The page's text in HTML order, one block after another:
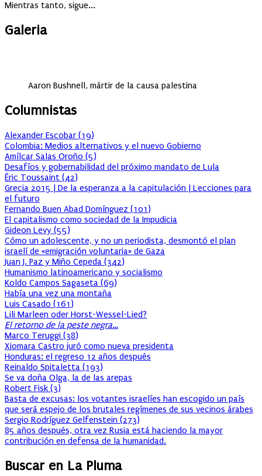
Mientras tanto, sigue...
Galeria
Aaron Bushnell, mártir de la causa palestina
Columnistas
Alexander Escobar (19)
Colombia: Medios alternativos y el nuevo Gobierno
Amílcar Salas Oroño (5)
Desafíos y gobernabilidad del próximo mandato de Lula
Éric Toussaint (42)
Grecia 2015 | De la esperanza a la capitulación | Lecciones para
el futuro
Fernando Buen Abad Domínguez (101)
El capitalismo como sociedad de la Impudicia
Gideon Levy (55)
Cómo un adolescente, y no un periodista, desmontó el plan
israelí de «emigración voluntaria» de Gaza
Juan J. Paz y Miño Cepeda (342)
Humanismo latinoamericano y socialismo
Koldo Campos Sagaseta (69)
Había una vez una montaña
Luis Casado (161)
Lili Marleen oder Horst-Wessel-Lied?
El retorno de la peste negra…
Marco Teruggi (38)
Xiomara Castro juró como nueva presidenta
Honduras: el regreso 12 años después
Reinaldo Spitaletta (193)
Se va doña Olga, la de las arepas
Robert Fisk (3)
Basta de excusas: los votantes israelíes han escogido un país
que será espejo de los brutales regímenes de sus vecinos árabes
Sergio Rodríguez Gelfenstein (273)
85 años después, otra vez Rusia está haciendo la mayor
contribución en defensa de la humanidad.
Buscar en La Pluma